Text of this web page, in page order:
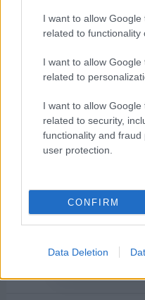
I want to allow
related to functionality
I want to allow
related to
I want to allow
related to security,
functionality and
user protection.
CONFIRM
Data Deletion
της
πολιτισμός
ΓΙΑ ΤΟ